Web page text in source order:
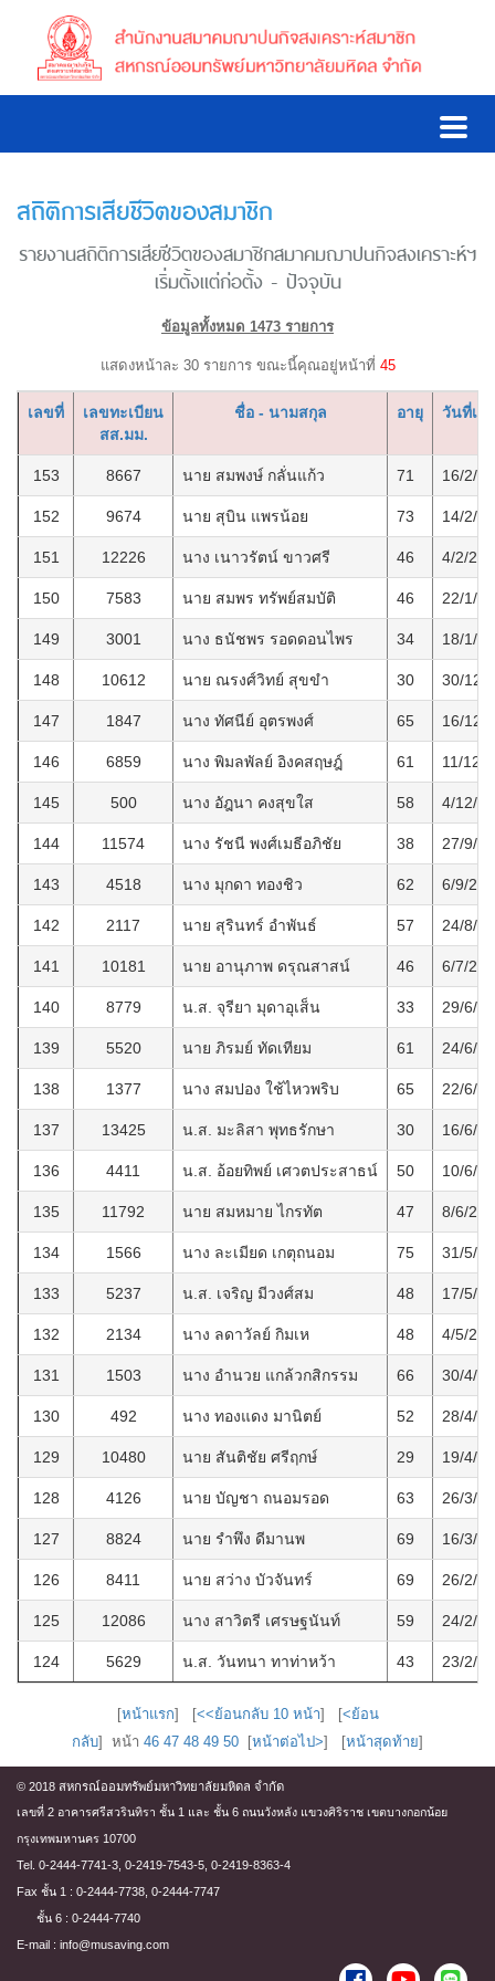
สถิติการเสียชีวิตของสมาชิก
รายงานสถิติการเสียชีวิตของสมาชิกสมาคมฌาปนกิจสงเคราะห์ฯ
เริ่มตั้งแต่ก่อตั้ง - ปัจจุบัน
ข้อมูลทั้งหมด 1473 รายการ
แสดงหน้าละ 30 รายการ ขณะนี้คุณอยู่หน้าที่ 45
เลขที่
เลขทะเบียน
สส.มม.
ชื่อ - นามสกุล อายุ วันที่เสี
153 8667 นาย สมพงษ์ กลั่นแก้ว 71 16/2/
152 9674 นาย สุบิน แพรน้อย 73 14/2/
151 12226 นาง เนาวรัตน์ ขาวศรี 46 4/2/
150 7583 นาย สมพร ทรัพย์สมบัติ 46 22/1/
149 3001 นาง ธนัชพร รอดดอนไพร 34 18/1/
148 10612 นาย ณรงศ์วิทย์ สุขขำ 30 30/12/
147 1847 นาง ทัศนีย์ อุตรพงศ์ 65 16/12/
146 6859 นาง พิมลพัลย์ อิงคสฤษฎ์ 61 11/12/
145 500 นาง อัฎนา คงสุขใส 58 4/12/
144 11574 นาง รัชนี พงศ์เมธีอภิชัย 38 27/9/
143 4518 นาง มุกดา ทองชิว 62 6/9/
142 2117 นาย สุรินทร์ อำพันธ์ 57 24/8/
141 10181 นาย อานุภาพ ดรุณสาสน์ 46 6/7/
140 8779 น.ส. จุรียา มุดาอุเส็น 33 29/6/
139 5520 นาย ภิรมย์ ทัดเทียม 61 24/6/
138 1377 นาง สมปอง ใช้ไหวพริบ 65 22/6/
137 13425 น.ส. มะลิสา พุทธรักษา 30 16/6/
136 4411 น.ส. อ้อยทิพย์ เศวตประสาธน์ 50 10/6/
135 11792 นาย สมหมาย ไกรทัต 47 8/6/
134 1566 นาง ละเมียด เกตุถนอม 75 31/5/
133 5237 น.ส. เจริญ มีวงศ์สม 48 17/5/
132 2134 นาง ลดาวัลย์ กิมเห 48 4/5/
131 1503 นาง อำนวย แกล้วกสิกรรม 66 30/4/
130 492 นาง ทองแดง มานิตย์ 52 28/4/
129 10480 นาย สันติชัย ศรีฤกษ์ 29 19/4/
128 4126 นาย บัญชา ถนอมรอด 63 26/3/
127 8824 นาย รำพึง ดีมานพ 69 16/3/
126 8411 นาย สว่าง บัวจันทร์ 69 26/2/
125 12086 นาง สาวิตรี เศรษฐนันท์ 59 24/2/
124 5629 น.ส. วันทนา ทาท่าหว้า 43 23/2/
[หน้าแรก] [<<ย้อนกลับ 10 หน้า] [<ย้อน
กลับ] หน้า 46 47 48 49 50 [หน้าต่อไป>] [หน้าสุดท้าย]
© 2018 สหกรณ์ออมทรัพย์มหาวิทยาลัยมหิดล จำกัด
เลขที่ 2 อาคารศรีสวรินทิรา ชั้น 1 และ ชั้น 6 ถนนวังหลัง แขวงศิริราช เขตบางกอกน้อย
กรุงเทพมหานคร 10700
Tel. 0-2444-7741-3, 0-2419-7543-5, 0-2419-8363-4
Fax ชั้น 1 : 0-2444-7738, 0-2444-7747
ชั้น 6 : 0-2444-7740
E-mail : info@musaving.com